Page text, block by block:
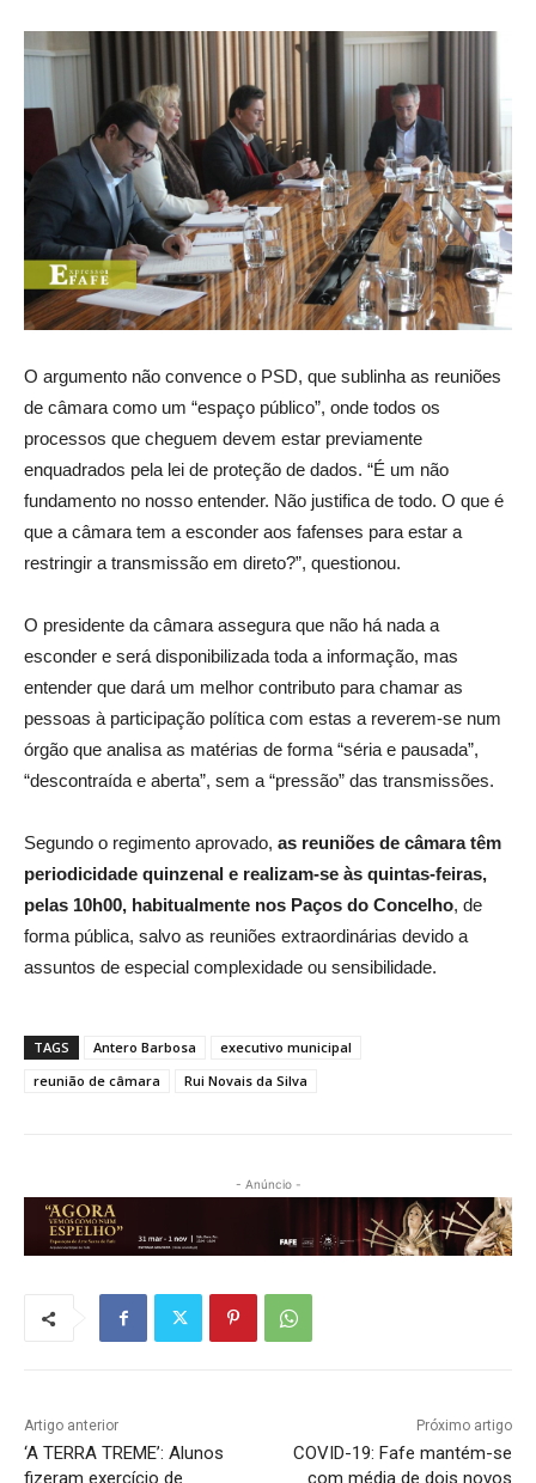
O argumento não convence o PSD, que sublinha as reuniões
de câmara como um “espaço público”, onde todos os
processos que cheguem devem estar previamente
enquadrados pela lei de proteção de dados. “É um não
fundamento no nosso entender. Não justifica de todo. O que é
que a câmara tem a esconder aos fafenses para estar a
restringir a transmissão em direto?”, questionou.
O presidente da câmara assegura que não há nada a
esconder e será disponibilizada toda a informação, mas
entender que dará um melhor contributo para chamar as
pessoas à participação política com estas a reverem-se num
órgão que analisa as matérias de forma “séria e pausada”,
“descontraída e aberta”, sem a “pressão” das transmissões.
Segundo o regimento aprovado, as reuniões de câmara têm
periodicidade quinzenal e realizam-se às quintas-feiras,
pelas 10h00, habitualmente nos Paços do Concelho, de
forma pública, salvo as reuniões extraordinárias devido a
assuntos de especial complexidade ou sensibilidade.
TAGS Antero Barbosa
executivo municipal
reunião de câmara
Rui Novais da Silva
- Anúncio -
Artigo anterior
‘A TERRA TREME’: Alunos
fizeram exercício de
Próximo artigo
COVID-19: Fafe mantém-se
com média de dois novos